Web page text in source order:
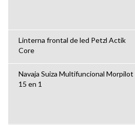
Linterna frontal de led Petzl Actik
Core
Navaja Suiza Multifuncional Morpilot
15 en 1